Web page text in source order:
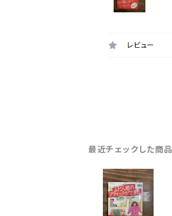
レビュー
最近チェックした商品